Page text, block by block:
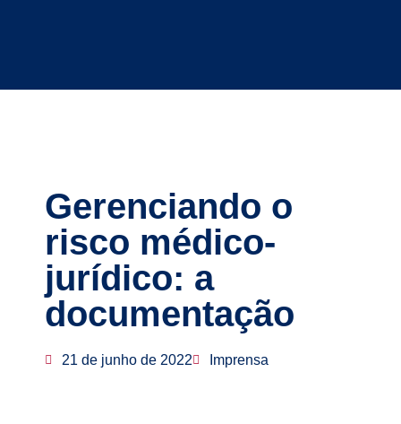
Gerenciando o
risco médico-
jurídico: a
documentação
21 de junho de 2022 Imprensa